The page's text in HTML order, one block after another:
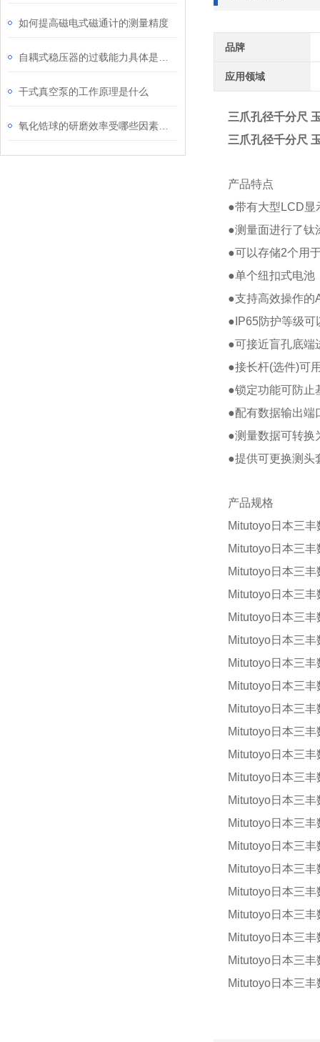
如何提高磁电式磁通计的测量精度
干式真空泵的工作原理是什么
品牌
应用领域
三爪孔径千分尺
三爪孔径千分尺
产品特点
●带有大型LCD显
●测量面进行了钛
●可以存储2个用
●单个纽扣式电池
●支持高效操作的
●IP65防护等级可
●可接近盲孔底端
●接长杆(选件)可
●锁定功能可防止
●配有数据输出端
●测量数据可转换
●提供可更换测
产品规格
Mitutoyo日本三
Mitutoyo日本三
Mitutoyo日本三
Mitutoyo日本三
Mitutoyo日本三
Mitutoyo日本三
Mitutoyo日本三
Mitutoyo日本三
Mitutoyo日本三
Mitutoyo日本三
Mitutoyo日本三
Mitutoyo日本三
Mitutoyo日本三
Mitutoyo日本三
Mitutoyo日本三
Mitutoyo日本三
Mitutoyo日本三
Mitutoyo日本三
Mitutoyo日本三
Mitutoyo日本三
Mitutoyo日本三